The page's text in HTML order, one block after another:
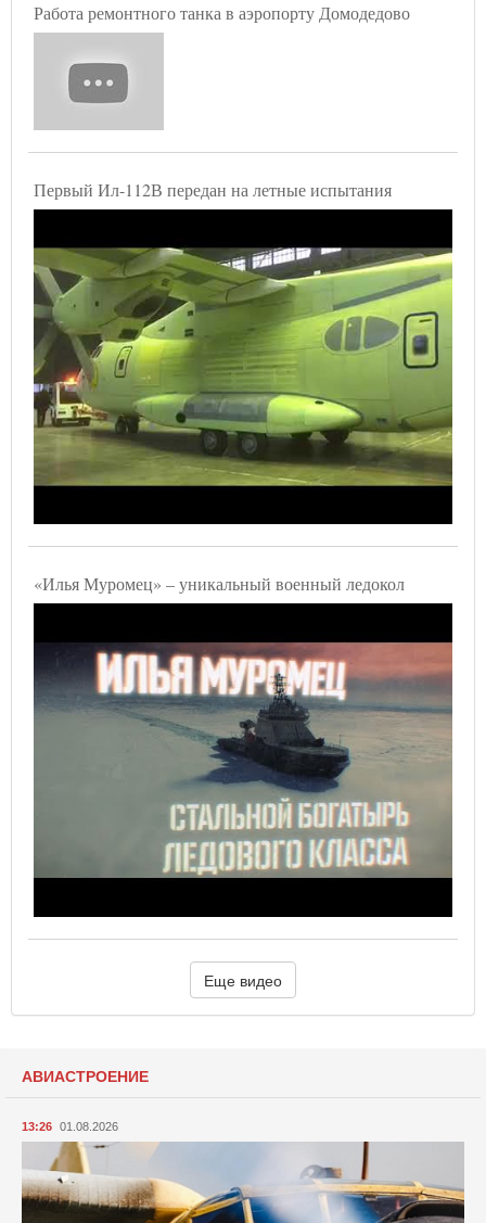
Работа ремонтного танка в аэропорту Домодедово
Первый Ил-112В передан на летные испытания
«Илья Муромец» – уникальный военный ледокол
Еще видео
АВИАСТРОЕНИЕ
13:26 01.08.2026